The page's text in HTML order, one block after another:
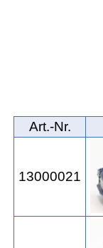
Art.‑Nr.
13000021